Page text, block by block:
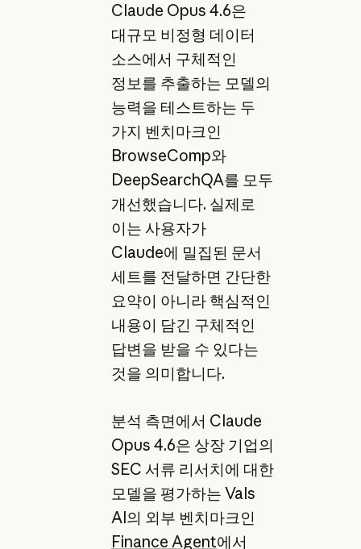
Claude Opus 4.6은
대규모 비정형 데이터
소스에서 구체적인
정보를 추출하는 모델의
능력을 테스트하는 두
가지 벤치마크인
BrowseComp와
DeepSearchQA를 모두
개선했습니다. 실제로
이는 사용자가
Claude에 밀집된 문서
세트를 전달하면 간단한
요약이 아니라 핵심적인
내용이 담긴 구체적인
답변을 받을 수 있다는
것을 의미합니다.
분석 측면에서 Claude
Opus 4.6은 상장 기업의
SEC 서류 리서치에 대한
모델을 평가하는 Vals
AI의 외부 벤치마크인
Finance Agent에서